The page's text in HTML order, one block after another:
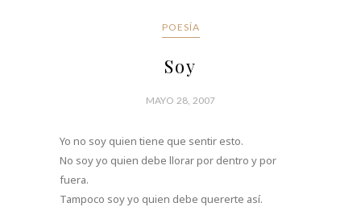
POESÍA
Soy
MAYO 28, 2007
Yo no soy quien tiene que sentir esto.
No soy yo quien debe llorar por dentro y por
fuera.
Tampoco soy yo quien debe quererte así.